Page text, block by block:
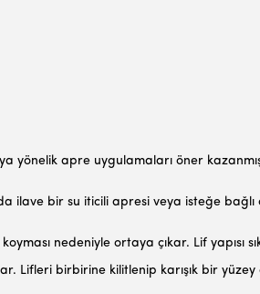
yönelik apre uygulamaları öner
ilave bir su iticili apresi veya isteğe
nedeniyle ortaya çıkar. Lif yapısı
Lifleri birbirine kilitlenip karışık bir